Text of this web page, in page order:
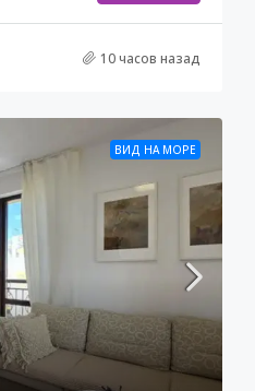
10 часов назад
ВИД НА МОРЕ